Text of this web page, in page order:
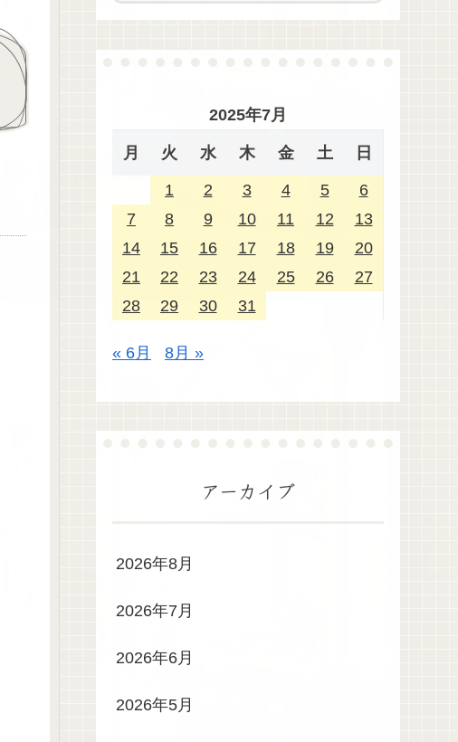
2025年7月
月 火 水 木 金 土 日
1 2 3 4 5
6
7
8 9 10 11 12
13
14
15 16 17 18 19
20
21
22 23 24 25 26
27
28
29 30 31
« 6月 8月 »
アーカイブ
2026年8月
2026年7月
2026年6月
2026年5月